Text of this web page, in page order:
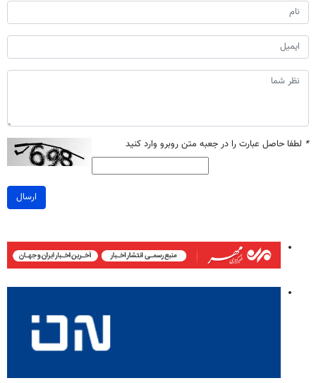
* لطفا حاصل عبارت را در جعبه متن روبرو وارد کنید
ارسال